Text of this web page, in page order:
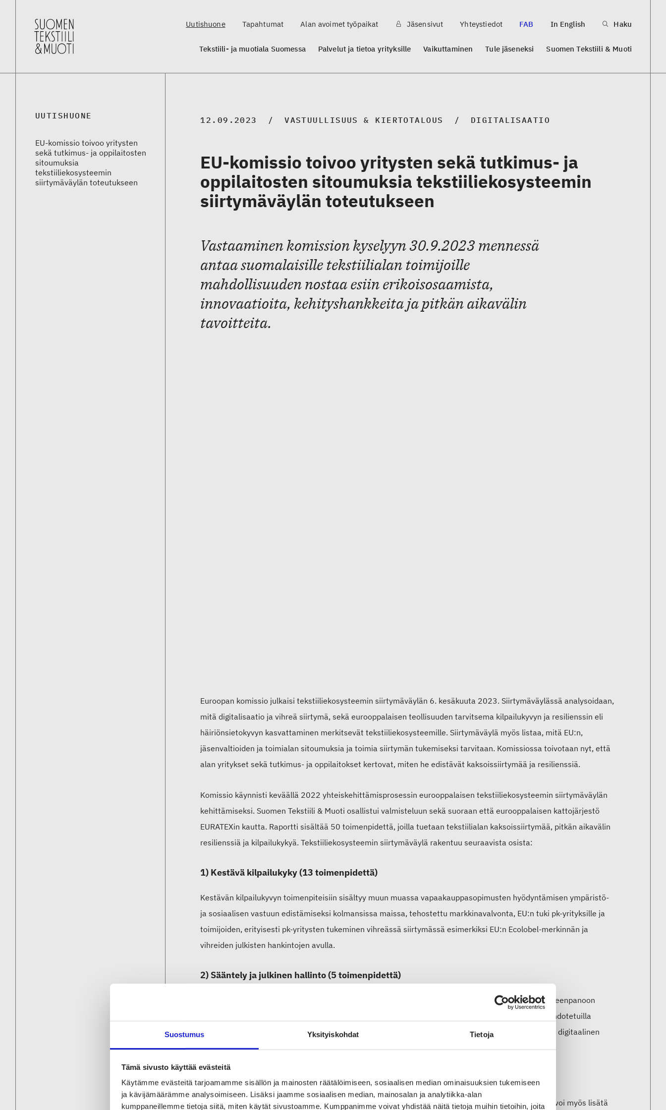
Suostumus Yksityiskohdat Tietoja
Tämä sivusto käyttää evästeitä
Käytämme evästeitä tarjoamamme sisällön ja mainosten räätälöimiseen, sosiaalisen median ominaisuuksien tukemiseen
ja kävijämäärämme analysoimiseen. Lisäksi jaamme sosiaalisen median, mainosalan ja analytiikka-alan
kumppaneillemme tietoja siitä, miten käytät sivustoamme. Kumppanimme voivat yhdistää näitä tietoja muihin tietoihin, joita
Uutishuone Tapahtumat Alan avoimet työpaikat Jäsensivut Yhteystiedot FAB In English Haku
Tekstiili- ja muotiala Suomessa Palvelut ja tietoa yrityksille Vaikuttaminen Tule jäseneksi Suomen Tekstiili & Muoti
UUTISHUONE
EU-komissio toivoo yritysten
sekä tutkimus- ja oppilaitosten
sitoumuksia
tekstiiliekosysteemin
siirtymäväylän toteutukseen
12.09.2023 VASTUULLISUUS & KIERTOTALOUS DIGITALISAATIO
EU-komissio toivoo yritysten sekä tutkimus- ja
oppilaitosten sitoumuksia tekstiiliekosysteemin
siirtymäväylän toteutukseen
Vastaaminen komission kyselyyn 30.9.2023 mennessä
antaa suomalaisille tekstiilialan toimijoille
mahdollisuuden nostaa esiin erikoisosaamista,
innovaatioita, kehityshankkeita ja pitkän aikavälin
tavoitteita.
Euroopan komissio julkaisi tekstiiliekosysteemin siirtymäväylän 6. kesäkuuta 2023. Siirtymäväylässä analysoidaan,
mitädigitalisaatio ja vihreä siirtymä, sekä eurooppalaisen teollisuuden tarvitsema kilpailukyvyn ja resilienssin eli
häiriönsietokyvyn kasvattaminen merkitsevät tekstiiliekosysteemille. Siirtymäväylä myös listaa, mitä EU:n,
jäsenvaltioiden ja toimialan sitoumuksia ja toimia siirtymän tukemiseksi tarvitaan. Komissiossa toivotaan nyt, että
alan yritykset sekä tutkimus- ja oppilaitokset kertovat, miten he edistävät kaksoissiirtymää ja resilienssiä.
Komissio käynnisti keväällä 2022 yhteiskehittämisprosessin eurooppalaisen tekstiiliekosysteemin siirtymäväylän
kehittämiseksi. Suomen Tekstiili & Muoti osallistui valmisteluun sekä suoraan että eurooppalaisen kattojärjestö
EURATEXin kautta. Raporttisisältää 50 toimenpidettä, joilla tuetaan tekstiilialan kaksoissiirtymää, pitkän aikavälin
resilienssiä ja kilpailukykyä. Tekstiiliekosysteemin siirtymäväylä rakentuu seuraavista osista:
1) Kestävä kilpailukyky (13 toimenpidettä)
Kestävän kilpailukyvyn toimenpiteisiin sisältyy muun muassa vapaakauppasopimusten hyödyntämisen ympäristö-
ja sosiaalisen vastuun edistämiseksi kolmansissa maissa, tehostettu markkinavalvonta, EU:n tuki pk-yrityksille ja
toimijoiden, erityisesti pk-yritysten tukeminen vihreässä siirtymässä esimerkiksi EU:n Ecolobel-merkinnän ja
vihreiden julkisten hankintojen avulla.
2) Sääntely ja julkinen hallinto (5 toimenpidettä)
Keskeiset raamit sääntelyn ja julkisen hallinnon toimenpiteisiin tuo EU:n tekstiilistrategia. Sen toimeenpanoon
liittyen komissio sitoutuu tekemään niin kutsuttuja pk-testejä, joilla selvitetään, mitä vaikutuksia ehdotetuilla
lainsäädäntöuudistuksilla on pk-yrityksiin. Tekstiilistrategian keskeisiä aloitteita ovat muun muassa digitaalinen
tuotepassi, tekstiilimerkintöjen uudistus ja laajennettu tuottajavastuu.
3) Sosiaalinen ulottuvuus (4 toimenpidettä)
Kaksoissiirtymällä tulee olemaan merkittävä vaikutus tekstiilialan työpaikkoihin ja osaamiseen. Se voi myös lisätä